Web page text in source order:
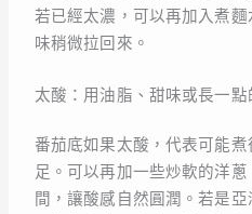
若已經太濃，可以再加入煮
味稍微拉回來。
太酸：用油脂、甜味或長一
番茄底如果太酸，代表可能
足。可以再加一些炒軟的洋
間，讓酸感自然圓潤。若是